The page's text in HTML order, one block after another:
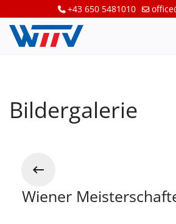
+43 650 5481010
Bildergalerie
Wiener